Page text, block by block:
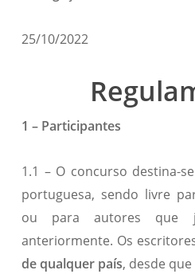
25/10/2022
1 – Participantes
1.1 – O concurso destina-
portuguesa, sendo livre
ou para autores que
anteriormente. Os
de qualquer país, desde que